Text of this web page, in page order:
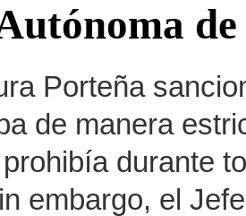
Porteña
de manera
durante
embargo, el